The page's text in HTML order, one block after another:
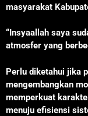
masyarakat
“Insyaallah saya
atmosfer yang
Perlu diketahui jika
mengembangkan
memperkuat
menuju efisiensi